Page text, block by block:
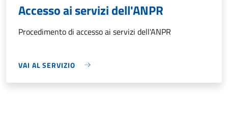
Accesso ai servizi dell'ANPR
Procedimento di accesso ai servizi dell'ANPR
VAI AL SERVIZIO